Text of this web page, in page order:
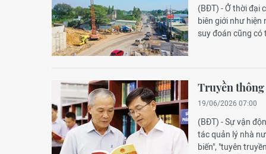
(BĐT) - Ở thời đại
biên giới như
suy đoán cũng có
Truyền
19/06/2026 07:00
(BĐT) - Sự vận
tác quản lý nhà
biến", "tuyên